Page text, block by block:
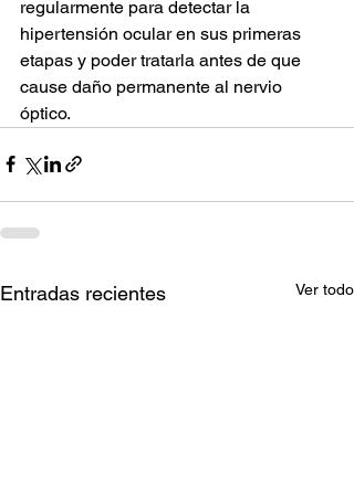
regularmente para detectar la
hipertensión ocular en sus primeras
etapas y poder tratarla antes de que
cause daño permanente al nervio
óptico.
Entradas recientes Ver todo